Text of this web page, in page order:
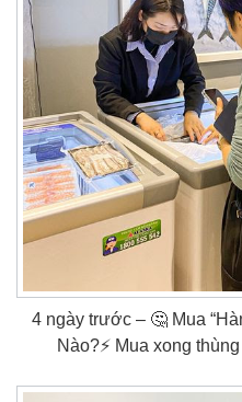
4 ngày trước – 🤔 Mua
Nào?⚡ Mua xong